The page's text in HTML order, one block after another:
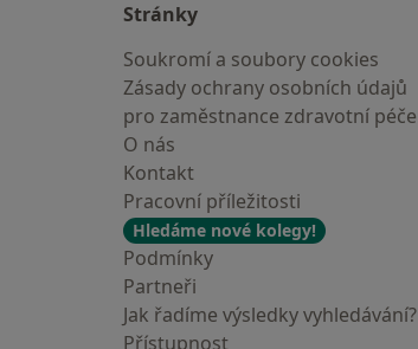
Stránky
Soukromí a soubory cookies
Zásady ochrany osobních údajů
pro zaměstnance zdravotní péče
O nás
Kontakt
Pracovní příležitosti
Hledáme nové kolegy!
Podmínky
Partneři
Jak řadíme výsledky vyhledávání?
Přístupnost